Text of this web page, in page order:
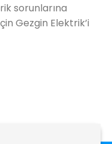
sorunlarına
Gezgin Elektrik’i